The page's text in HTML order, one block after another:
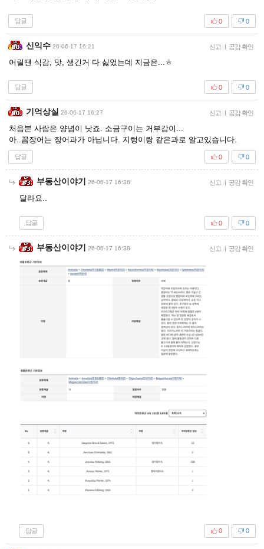
답글 0
0
신익수 26-06-17 16:21 신고 | 공감 확인
어릴땐 식감, 맛, 생긴거 다 싫었는데 지금은...ㅎ
답글 0
0
기억상실 26-06-17 16:27 신고 | 공감 확인
처음본 사람은 양념이 낫죠. 소금구이는 거부감이...
아..꼼장어는 장어과가 아닙니다. 지렁이랑 같은과로 알고있습니다.
답글 0
0
부동산이야기 26-06-17 16:36 신고 | 공감 확인
달라요..
답글 0
0
부동산이야기 26-06-17 16:38 신고 | 공감 확인
답글 0
0